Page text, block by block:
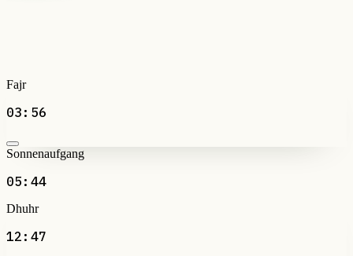
Fajr
03:56
Sonnenaufgang
05:44
Dhuhr
12:47